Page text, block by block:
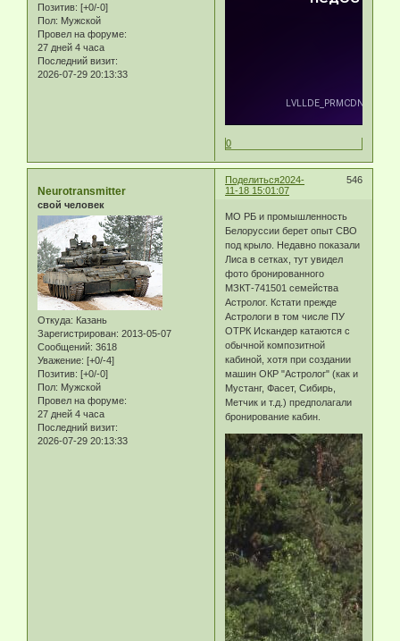
Позитив: [+0/-0]
Пол: Мужской
Провел на форуме:
27 дней 4 часа
Последний визит:
2026-07-29 20:13:33
0
Поделиться 546
2024-
11-18 15:01:07
Neurotransmitter
свой человек
Откуда: Казань
Зарегистрирован: 2013-05-07
Сообщений: 3618
Уважение: [+0/-4]
Позитив: [+0/-0]
Пол: Мужской
Провел на форуме:
27 дней 4 часа
Последний визит:
2026-07-29 20:13:33
МО РБ и промышленность
Белоруссии берет опыт СВО
под крыло. Недавно показали
Лиса в сетках, тут увидел
фото бронированного
МЗКТ-741501 семейства
Астролог. Кстати прежде
Астрологи в том числе ПУ
ОТРК Искандер катаются с
обычной композитной
кабиной, хотя при создании
машин ОКР "Астролог" (как и
Мустанг, Фасет, Сибирь,
Метчик и т.д.) предполагали
бронирование кабин.